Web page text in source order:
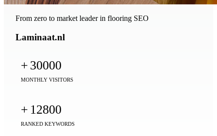
From zero to market leader in flooring SEO
Laminaat.nl
+ 30000
MONTHLY VISITORS
+ 12800
RANKED KEYWORDS